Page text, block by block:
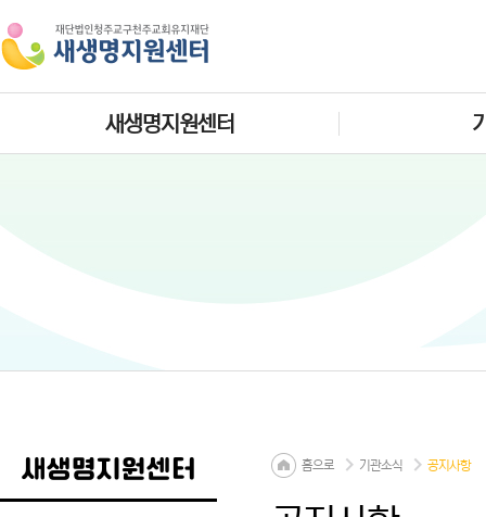
새생명지원센터
새생명지원센터 홈으로 기관소식 공지사항